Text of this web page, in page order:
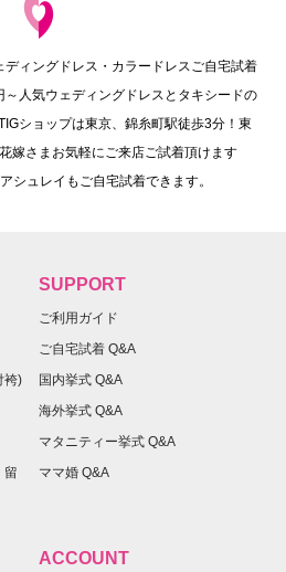
ディングドレス・カラードレスご自宅試着
人気ウェディングドレスとタキシードの
ショップは東京、錦糸町駅徒歩3分！東
嫁さまお気軽にご来店ご試着頂けます
シュレイもご自宅試着できます。
袴)
留
SUPPORT
ご利用ガイド
ご自宅試着 Q&A
国内挙式 Q&A
海外挙式 Q&A
マタニティー挙式 Q&A
ママ婚 Q&A
ACCOUNT